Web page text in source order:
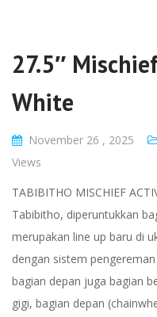
27.5″
White
November 26 , 2025
Views
TABIBITHO MISCHIEF
Tabibitho, diperuntukkan
merupakan line up baru di
dengan sistem
bagian depan juga bagian
gigi, bagian depan